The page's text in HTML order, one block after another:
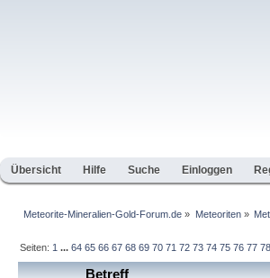
Übersicht Hilfe Suche Einloggen
Meteorite-Mineralien-Gold-Forum.de » Meteoriten»
Seiten: 1 ...64 65 66 67 68 69 70 71 72 73 74 75 76 77 78
Betreff